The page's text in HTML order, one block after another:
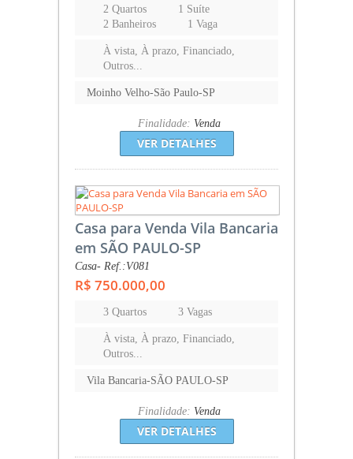
2 Quartos
1 Suíte
2 Banheiros
1 Vaga
À vista, À prazo, Financiado,
Outros...
Moinho Velho-São Paulo-SP
Finalidade: Venda
VER DETALHES
Casa para Venda Vila Bancaria
em SÃO PAULO-SP
Casa- Ref.:V081
R$ 750.000,00
3 Quartos 3 Vagas
À vista, À prazo, Financiado,
Outros...
Vila Bancaria-SÃO PAULO-SP
Finalidade: Venda
VER DETALHES